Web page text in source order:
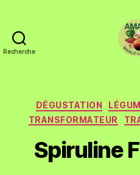
Recherche
DÉGUSTATION
TRANSFORMATEUR
Spiruline